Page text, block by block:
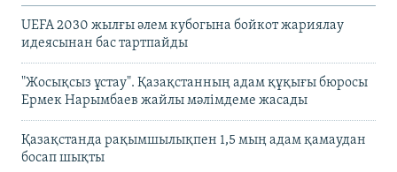
UEFA 2030 жылғы әлем кубогына бойкот жариялау
идеясынан бас тартпайды
"Жосықсыз ұстау". Қазақстанның адам құқығы бюросы
Ермек Нарымбаев жайлы мәлімдеме жасады
Қазақстанда рақымшылықпен 1,5 мың адам қамаудан
босап шықты